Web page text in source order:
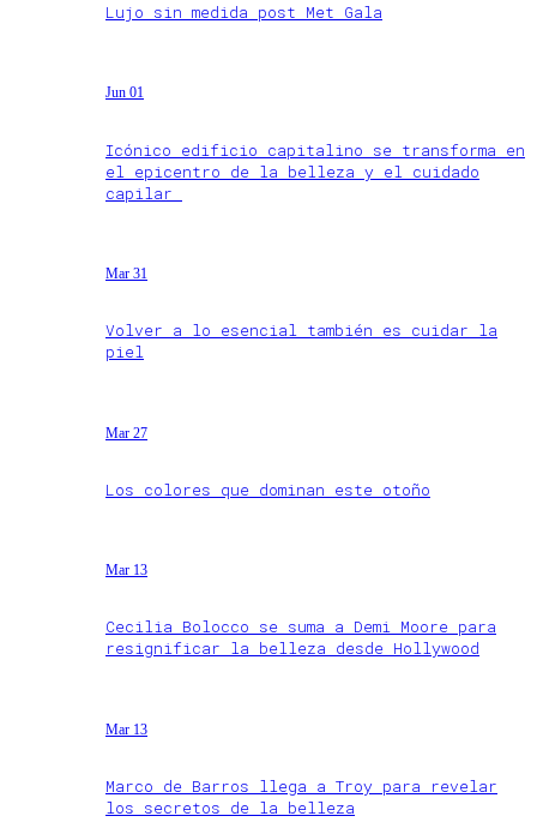
Lujo sin medida post Met Gala
Jun 01
Icónico edificio capitalino se transforma en
el epicentro de la belleza y el cuidado
capilar
Mar 31
Volver a lo esencial también es cuidar la
piel
Mar 27
Los colores que dominan este otoño
Mar 13
Cecilia Bolocco se suma a Demi Moore para
resignificar la belleza desde Hollywood
Mar 13
Marco de Barros llega a Troy para revelar
los secretos de la belleza